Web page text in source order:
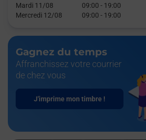
Mardi 11/08
09:00 - 19:00
Mercredi 12/08
09:00 - 19:00
Gagnez du temps
Affranchissez votre courrier
de chez vous
J'imprime mon timbre !